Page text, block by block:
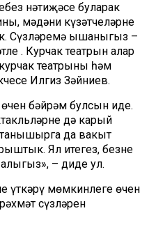
нәтиҗәсе буларак
мәдәни күзәтчеләрне
Сүзләремә ышаныгыз –
. Курчак театрын алар
театрының һәм
Илгиз Зәйниев.
бәйрәм булсын иде.
дә карый
да вакыт
Ял итегез, безнең
– диде ул.
үткәрү мөмкинлеге өчен
сүзләрен